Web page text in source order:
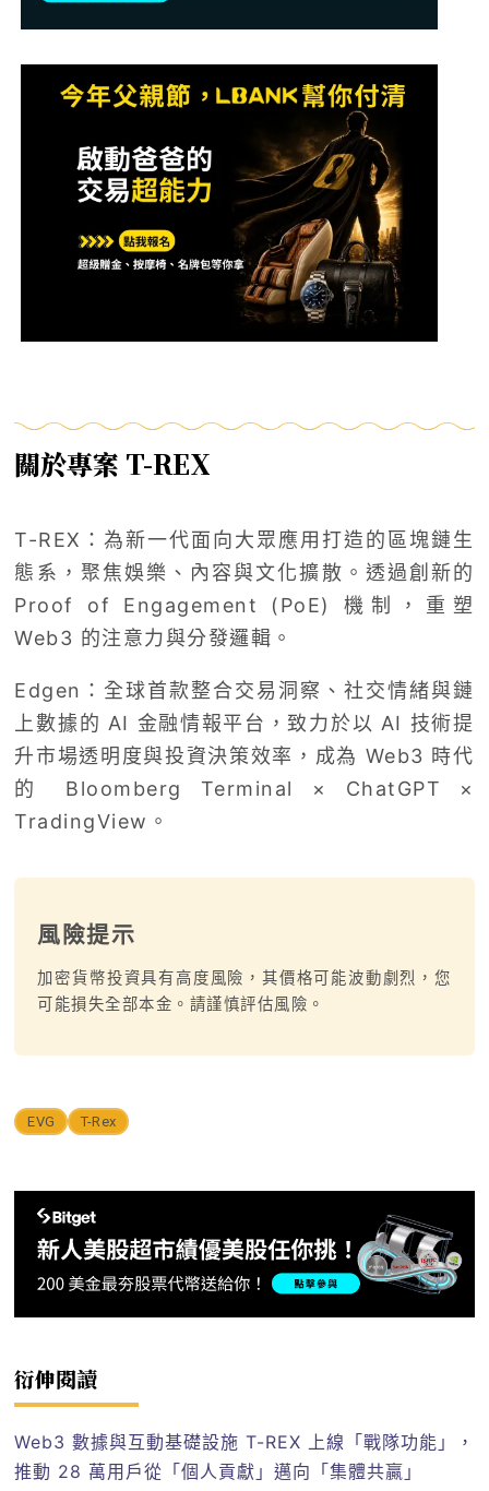
關於專案 T-REX
T-REX：為新一代面向大眾應用打造的區塊鏈生
態系，聚焦娛樂、內容與文化擴散。透過創新的
Proof of Engagement (PoE) 機制，重塑
Web3 的注意力與分發邏輯。
Edgen：全球首款整合交易洞察、社交情緒與鏈
上數據的 AI 金融情報平台，致力於以 AI 技術提
升市場透明度與投資決策效率，成為 Web3 時代
的 Bloomberg Terminal × ChatGPT ×
TradingView。
風險提示
加密貨幣投資具有高度風險，其價格可能波動劇烈，您
可能損失全部本金。請謹慎評估風險。
EVG T-Rex
衍伸閱讀
Web3 數據與互動基礎設施 T-REX 上線「戰隊功能」，
推動 28 萬用戶從「個人貢獻」邁向「集體共贏」